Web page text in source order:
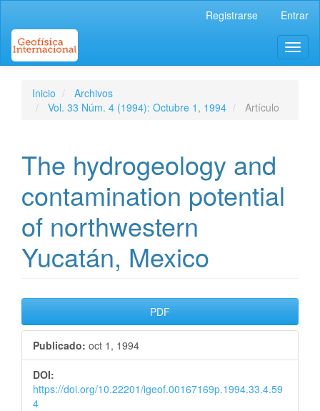
Contenido
principal
Barra
Registrarse Entrar
Inicio
Archivos
Vol. 33 Núm. 4 (1994): Octubre 1, 1994
Artículo
The hydrogeology and
contamination potential
of northwestern
Yucatán, Mexico
Barra
lateral
del
artículo
PDF
Publicado: oct 1, 1994
DOI:
https://doi.org/10.22201/igeof.00167169p.1994.33.4.59
4